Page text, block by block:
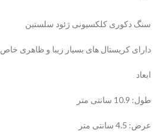
سنگ دکوری کلکسیونی ژئود سلستین
دارای کریستال های بسیار زیبا و ظاهری خاص
ابعاد
طول: 10.9 سانتی متر
عرض: 4.5 سانتی متر